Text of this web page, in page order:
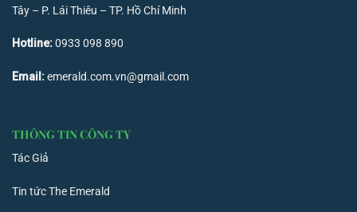
Tây – P. Lái Thiêu – TP. Hồ Chí Minh
Hotline:0933 098 890
Email:emerald.com.vn@gmail.com
THÔNG TIN CÔNG TY
Tác Giả
Tin tức The Emerald